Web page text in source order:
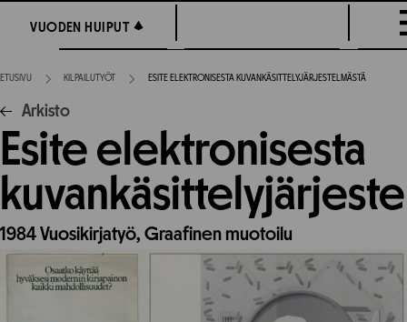
suoraan
sisältöön
VUODEN HUIPUT
VUODEN HUIPUT
ETUSIVU KILPAILUTYÖT ESITE ELEKTRONISESTA KUVANKÄSITTELYJÄRJESTELMÄSTÄ
Arkisto
Esite elektronisesta
1984Vuosikirjatyö, Graafinen muotoilu